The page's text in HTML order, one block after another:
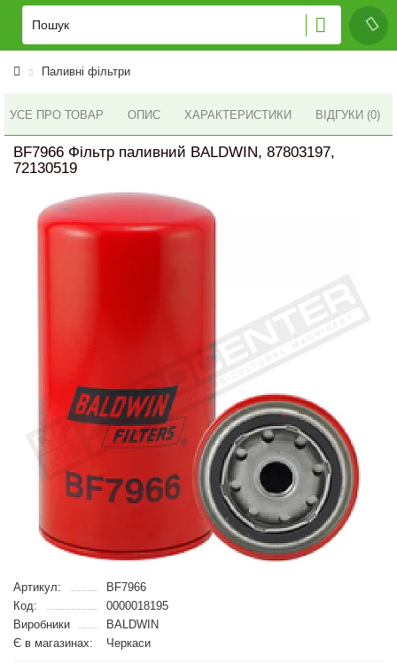
Паливні фільтри
УСЕ ПРО ТОВАР ОПИС ХАРАКТЕРИСТИКИ ВІДГУКИ (0)
BF7966 Фільтр паливний BALDWIN, 87803197,
72130519
Артикул:
BF7966
Код:
0000018195
Виробники
BALDWIN
Є в магазинах:
Черкаси